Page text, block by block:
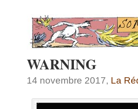
WARNING
14 novembre 2017, La